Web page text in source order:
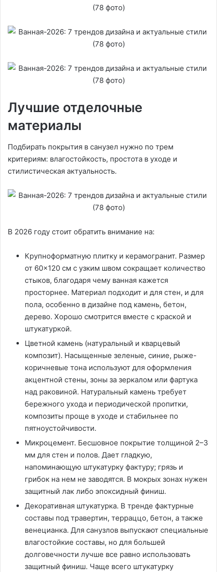
Лучшие отделочные
материалы
Подбирать покрытия в санузел нужно по трем
критериям: влагостойкость, простота в уходе и
стилистическая актуальность.
В 2026 году стоит обратить внимание на:
Крупноформатную плитку и керамогранит. Размер
от 60×120 см с узким швом сокращает количество
стыков, благодаря чему ванная кажется
просторнее. Материал подходит и для стен, и для
пола, особенно в дизайне под камень, бетон,
дерево. Хорошо смотрится вместе с краской и
штукатуркой.
Цветной камень (натуральный и кварцевый
композит). Насыщенные зеленые, синие, рыже-
коричневые тона используют для оформления
акцентной стены, зоны за зеркалом или фартука
над раковиной. Натуральный камень требует
бережного ухода и периодической пропитки,
композиты проще в уходе и стабильнее по
пятноустойчивости.
Микроцемент. Бесшовное покрытие толщиной 2–3
мм для стен и полов. Дает гладкую,
напоминающую штукатурку фактуру; грязь и
грибок на нем не заводятся. В мокрых зонах нужен
защитный лак либо эпоксидный финиш.
Декоративная штукатурка. В тренде фактурные
составы под травертин, терраццо, бетон, а также
венецианка. Для санузлов выпускают специальные
влагостойкие составы, но для большей
долговечности лучше все равно использовать
защитный финиш. Чаще всего штукатурку